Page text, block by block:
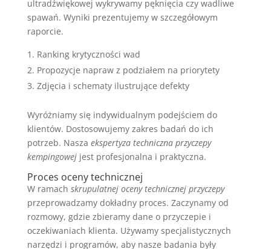
ultradźwiękowej wykrywamy pęknięcia czy wadliwe
spawań. Wyniki prezentujemy w szczegółowym
raporcie.
Ranking krytyczności wad
Propozycje napraw z podziałem na priorytety
Zdjęcia i schematy ilustrujące defekty
Wyróżniamy się indywidualnym podejściem do
klientów. Dostosowujemy zakres badań do ich
potrzeb. Nasza ekspertyza techniczna przyczepy
kempingowejjest profesjonalna i praktyczna.
Proces oceny technicznej
W ramach skrupulatnej oceny technicznej przyczepy
przeprowadzamy dokładny proces. Zaczynamy od
rozmowy, gdzie zbieramy dane o przyczepie i
oczekiwaniach klienta. Używamy specjalistycznych
narzędzi i programów, aby nasze badania były